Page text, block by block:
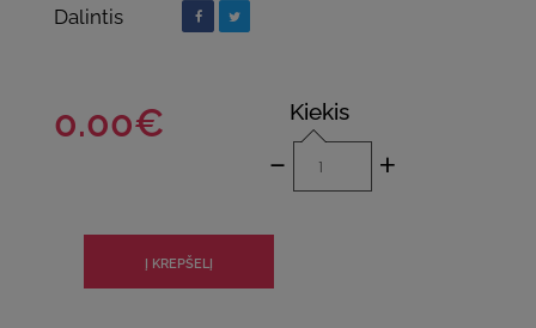
Dalintis
0.00€ Kiekis
- +